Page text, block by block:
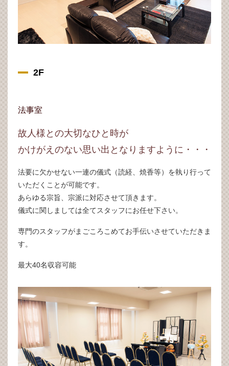
2F
法事室
故人様との大切なひと時が
かけがえのない思い出となりますように・・・
法要に欠かせない一連の儀式（読経、焼香等）を執り行って
いただくことが可能です。
あらゆる宗旨、宗派に対応させて頂きます。
儀式に関しましては全てスタッフにお任せ下さい。
専門のスタッフがまごころこめてお手伝いさせていただきま
す。
最大40名収容可能